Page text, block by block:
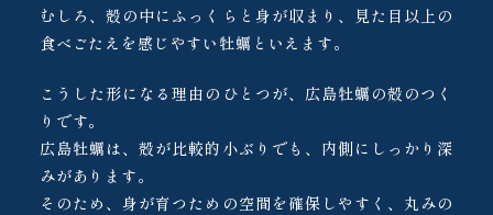
むしろ、殻の中にふっくらと身が収まり、見た目以上の
食べごたえを感じやすい牡蠣といえます。
こうした形になる理由のひとつが、広島牡蠣の殻のつく
りです。
広島牡蠣は、殻が比較的小ぶりでも、内側にしっかり深
みがあります。
そのため、身が育つための空間を確保しやすく、丸みの